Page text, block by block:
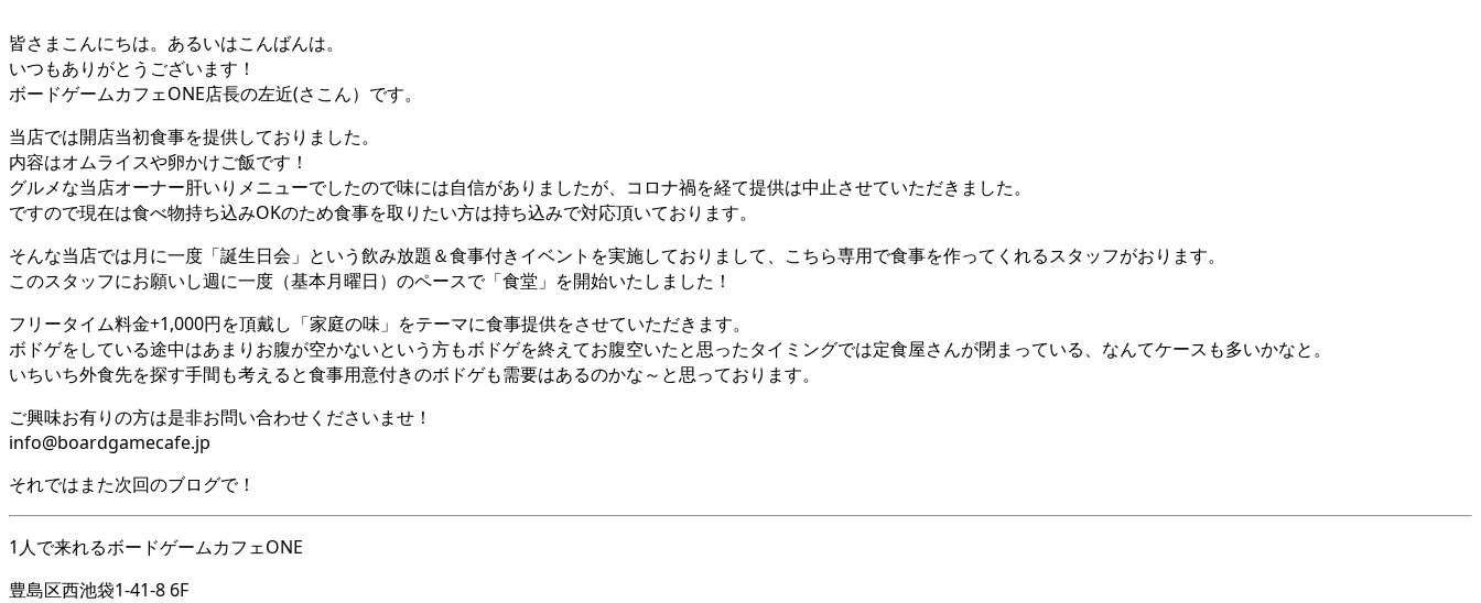
皆さまこんにちは。あるいはこんばんは。
いつもありがとうございます！
ボードゲームカフェONE店長の左近(さこん）です。
当店では開店当初食事を提供しておりました。
内容はオムライスや卵かけご飯です！
グルメな当店オーナー肝いりメニューでしたので味には自信がありましたが、コロナ禍を経て提供は中止させていただきました。
ですので現在は食べ物持ち込みOKのため食事を取りたい方は持ち込みで対応頂いております。
そんな当店では月に一度「誕生日会」という飲み放題＆食事付きイベントを実施しておりまして、こちら専用で食事を作ってくれるスタッフがおります。
このスタッフにお願いし週に一度（基本月曜日）のペースで「食堂」を開始いたしました！
フリータイム料金+1,000円を頂戴し「家庭の味」をテーマに食事提供をさせていただきます。
ボドゲをしている途中はあまりお腹が空かないという方もボドゲを終えてお腹空いたと思ったタイミングでは定食屋さんが閉まっている、なんてケースも多いかなと。
いちいち外食先を探す手間も考えると食事用意付きのボドゲも需要はあるのかな～と思っております。
ご興味お有りの方は是非お問い合わせくださいませ！
info@boardgamecafe.jp
それではまた次回のブログで！
1人で来れるボードゲームカフェONE
豊島区西池袋1-41-8 6F